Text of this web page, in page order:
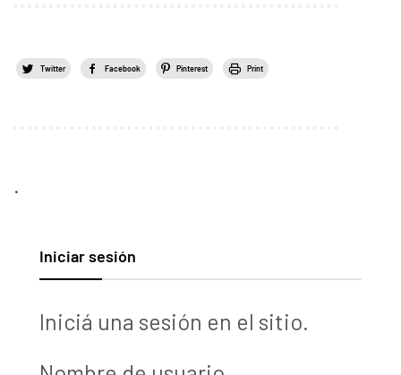
Twitter Facebook Pinterest Print
.
Iniciar sesión
Iniciá una sesión en el sitio.